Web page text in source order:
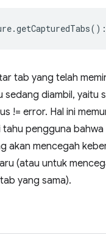
.getCapturedTabs() :
tab yang telah
sedang diambil, yaitu
!= error. Hal ini
tahu pengguna
akan mencegah
(atau untuk
yang sama).